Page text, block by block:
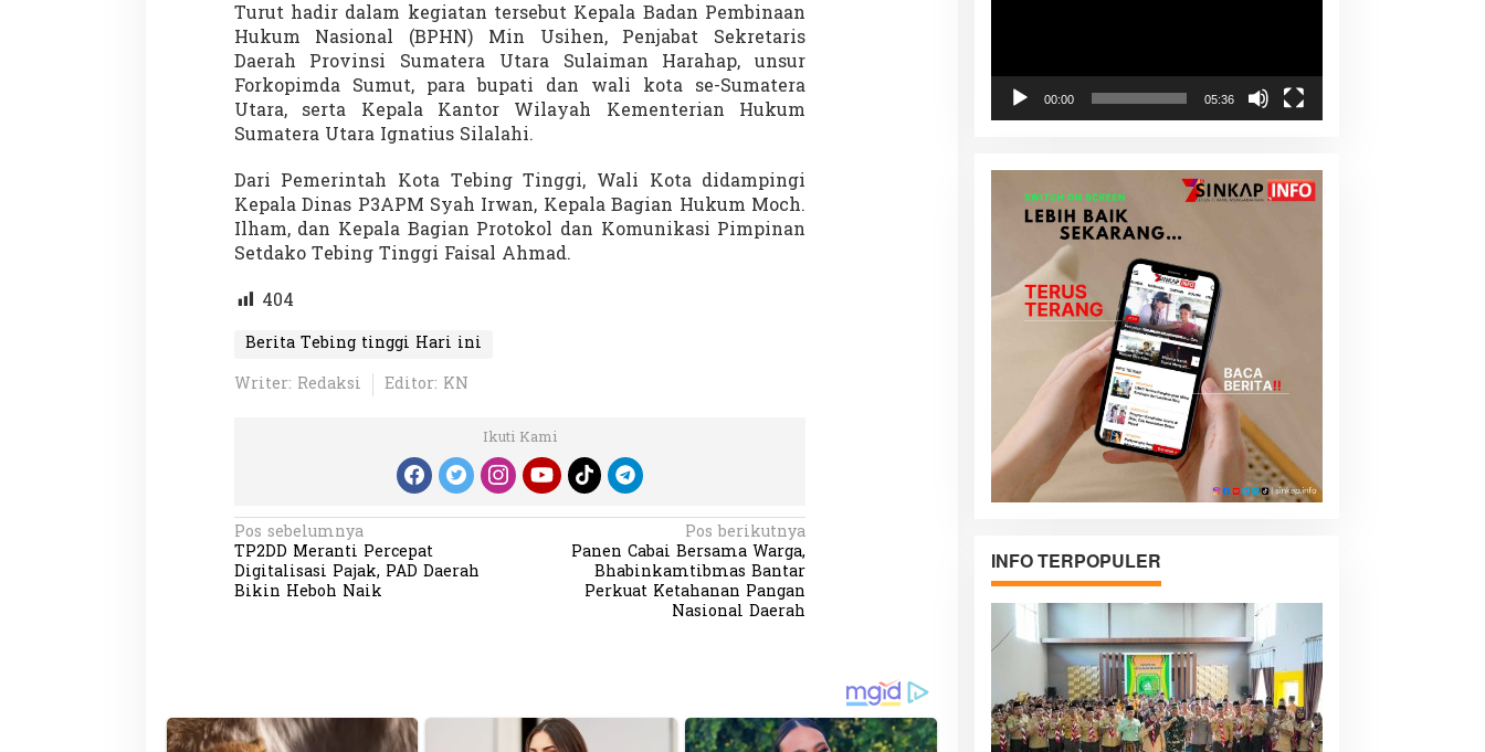
Turut hadir dalam kegiatan tersebut Kepala Badan Pembinaan
Hukum Nasional (BPHN) Min Usihen, Penjabat Sekretaris
Daerah Provinsi Sumatera Utara Sulaiman Harahap, unsur
Forkopimda Sumut, para bupati dan wali kota se-Sumatera
Utara, serta Kepala Kantor Wilayah Kementerian Hukum
Sumatera Utara Ignatius Silalahi.
Dari Pemerintah Kota Tebing Tinggi, Wali Kota didampingi
Kepala Dinas P3APM Syah Irwan, Kepala Bagian Hukum Moch.
Ilham, dan Kepala Bagian Protokol dan Komunikasi Pimpinan
Setdako Tebing Tinggi Faisal Ahmad.
404
Berita Tebing tinggi Hari ini
Writer: Redaksi
Editor: KN
Ikuti Kami
N
a
v
s
Pos sebelumnya
TP2DD Meranti Percepat
Digitalisasi Pajak, PAD Daerah
Bikin Heboh Naik
Pos berikutnya
Panen Cabai Bersama Warga,
Bhabinkamtibmas Bantar
Perkuat Ketahanan Pangan
Nasional Daerah
00:00 05:36
INFO TERPOPULER